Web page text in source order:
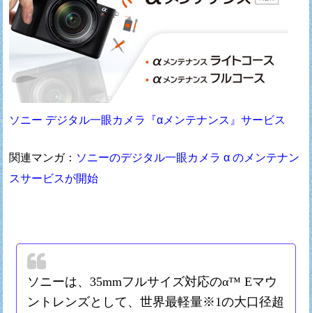
ソニー デジタル一眼カメラ『αメンテナンス』サービス
関連マンガ： ソニーのデジタル一眼カメラ α のメンテナン
スサービスが開始
ソニーは、35mmフルサイズ対応のα™ Eマウ
ントレンズとして、世界最軽量※1の大口径超